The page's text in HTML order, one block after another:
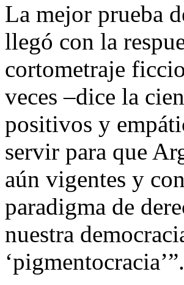
La mejor prueba
llegó con la
cortometraje
veces –dice la
positivos y
servir para que
aún vigentes y
paradigma de
nuestra
‘pigmentocracia’”.